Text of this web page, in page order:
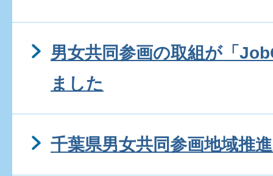
男女共同参画の取組が「
ました
千葉県男女共同参画地域推